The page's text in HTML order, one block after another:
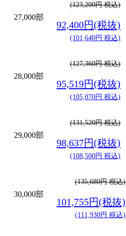
27,000部
(123,200円 税込)
92,400円(税抜)
(101,640円 税込)
28,000部
(127,360円 税込)
95,519円(税抜)
(105,070円 税込)
29,000部
(131,520円 税込)
98,637円(税抜)
(108,500円 税込)
30,000部
(135,680円 税込)
101,755円(税抜)
(111,930円 税込)